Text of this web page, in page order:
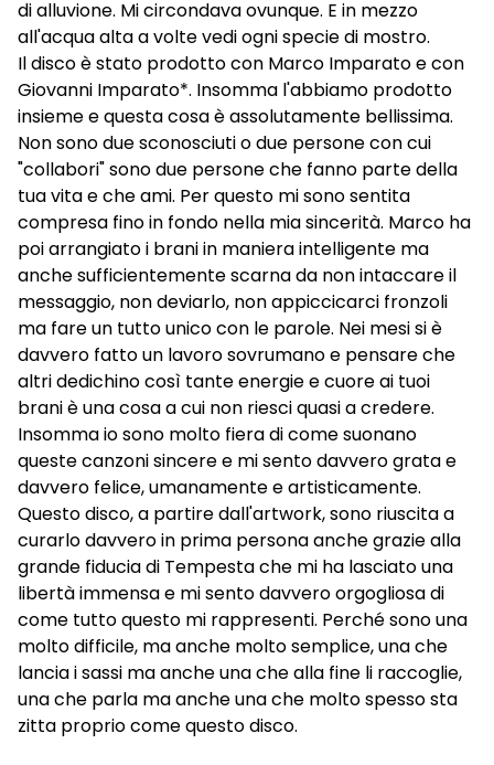
di alluvione. Mi circondava ovunque. E in mezzo
all'acqua alta a volte vedi ogni specie di mostro.
Il disco è stato prodotto con Marco Imparato e con
Giovanni Imparato*. Insomma l'abbiamo prodotto
insieme e questa cosa è assolutamente bellissima.
Non sono due sconosciuti o due persone con cui
"collabori" sono due persone che fanno parte della
tua vita e che ami. Per questo mi sono sentita
compresa fino in fondo nella mia sincerità. Marco ha
poi arrangiato i brani in maniera intelligente ma
anche sufficientemente scarna da non intaccare il
messaggio, non deviarlo, non appiccicarci fronzoli
ma fare un tutto unico con le parole. Nei mesi si è
davvero fatto un lavoro sovrumano e pensare che
altri dedichino così tante energie e cuore ai tuoi
brani è una cosa a cui non riesci quasi a credere.
Insomma io sono molto fiera di come suonano
queste canzoni sincere e mi sento davvero grata e
davvero felice, umanamente e artisticamente.
Questo disco, a partire dall'artwork, sono riuscita a
curarlo davvero in prima persona anche grazie alla
grande fiducia di Tempesta che mi ha lasciato una
libertà immensa e mi sento davvero orgogliosa di
come tutto questo mi rappresenti. Perché sono una
molto difficile, ma anche molto semplice, una che
lancia i sassi ma anche una che alla fine li raccoglie,
una che parla ma anche una che molto spesso sta
zitta proprio come questo disco.